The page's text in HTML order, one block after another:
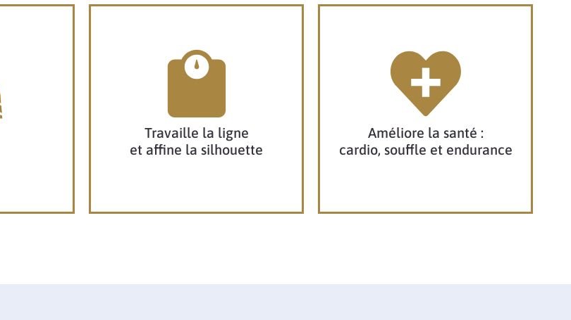
Travaille la ligne
et affine la silhouette
Améliore la santé :
cardio, souffle et endurance​